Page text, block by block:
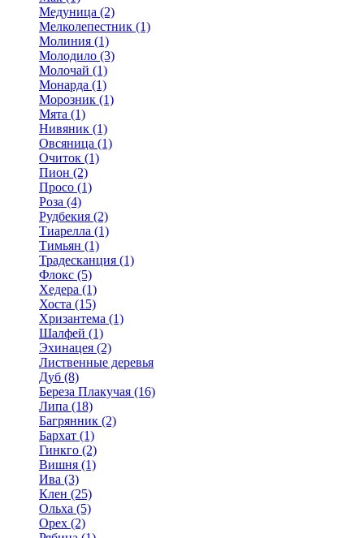
Медуница (2)
Мелколепестник (1)
Молиния (1)
Молодило (3)
Молочай (1)
Монарда (1)
Морозник (1)
Мята (1)
Нивяник (1)
Овсяница (1)
Очиток (1)
Пион (2)
Просо (1)
Роза (4)
Рудбекия (2)
Тиарелла (1)
Тимьян (1)
Традесканция (1)
Флокс (5)
Хедера (1)
Хоста (15)
Хризантема (1)
Шалфей (1)
Эхинацея (2)
Лиственные деревья
Дуб (8)
Береза Плакучая (16)
Липа (18)
Багрянник (2)
Бархат (1)
Гинкго (2)
Вишня (1)
Ива (3)
Клен (25)
Ольха (5)
Орех (2)